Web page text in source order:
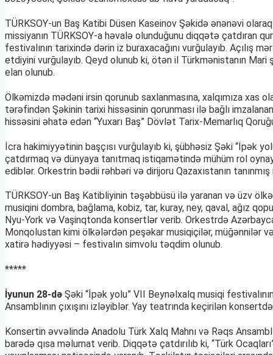
TÜRKSOY-un Baş Katibi Düsen Kaseinov Şəkidə ənənəvi
missiyanın TÜRKSOY-a həvalə olunduğunu diqqətə çatdıran
festivalının tarixində dərin iz buraxacağını vurğulayıb. Açılış
etdiyini vurğulayıb. Qeyd olunub ki, ötən il Türkmənistanın Mari
elan olunub.
Ölkəmizdə mədəni irsin qorunub saxlanmasına, xalqımıza
tərəfindən Şəkinin tarixi hissəsinin qorunması ilə bağlı
hissəsini əhatə edən “Yuxarı Baş” Dövlət Tarix-Memarlıq
İcra hakimiyyətinin başçısı vurğulayıb ki, şübhəsiz Şəki “İpək
çatdırmaq və dünyaya tanıtmaq istiqamətində mühüm rol
ediblər. Orkestrin bədii rəhbəri və dirijoru Qazaxıstanın
TÜRKSOY-un Baş Katibliyinin təşəbbüsü ilə yaranan və üzv
musiqini dombra, bağlama, kobiz, tar, kuray, ney, qaval, ağız
Nyu-York və Vaşinqtonda konsertlər verib. Orkestrdə
Monqolustan kimi ölkələrdən peşəkar musiqiçilər, müğənnilər
xatirə hədiyyəsi – festivalın simvolu təqdim olunub.
*****
İyunun 28-də Şəki “İpək yolu” VII Beynəlxalq musiqi
Ansamblının çıxışını izləyiblər. Yay teatrında keçirilən
Konsertin əvvəlində Anadolu Türk Xalq Mahnı və Rəqs
barədə qısa məlumat verib. Diqqətə çatdırılıb ki, “Türk